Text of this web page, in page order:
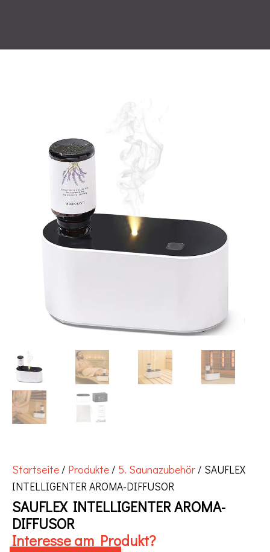
Startseite/ Produkte/ 5. Saunazubehör/ SAUFLEX
INTELLIGENTER AROMA-DIFFUSOR
SAUFLEX INTELLIGENTER AROMA-
DIFFUSOR
Interesse am Produkt?